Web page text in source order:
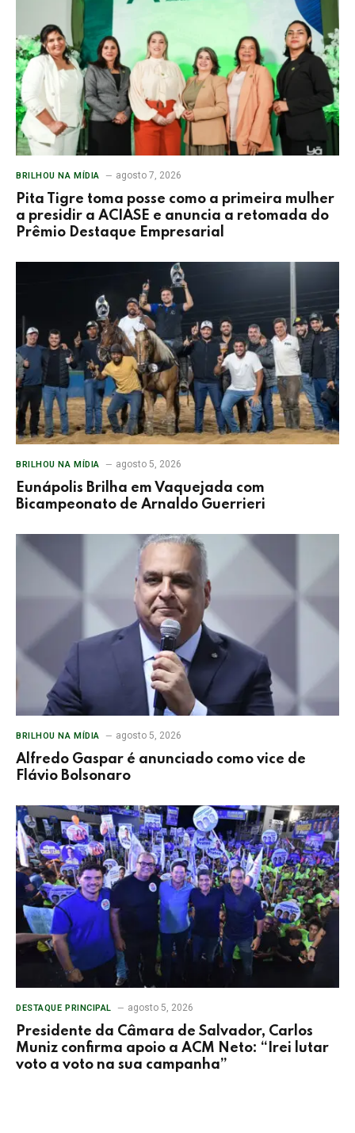
BRILHOU NA MÍDIA agosto 7, 2026
Pita Tigre toma posse como a primeira mulher
a presidir a ACIASE e anuncia a retomada do
Prêmio Destaque Empresarial
BRILHOU NA MÍDIA agosto 5, 2026
Eunápolis Brilha em Vaquejada com
Bicampeonato de Arnaldo Guerrieri
BRILHOU NA MÍDIA agosto 5, 2026
Alfredo Gaspar é anunciado como vice de
Flávio Bolsonaro
DESTAQUE PRINCIPAL agosto 5, 2026
Presidente da Câmara de Salvador, Carlos
Muniz confirma apoio a ACM Neto: “Irei lutar
voto a voto na sua campanha”